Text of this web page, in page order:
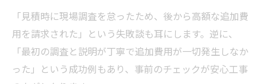
「見積時に現場調査を怠ったため、後から高額な追加費
用を請求された」という失敗談も耳にします。逆に、
「最初の調査と説明が丁寧で追加費用が一切発生しなか
った」という成功例もあり、事前のチェックが安心工事